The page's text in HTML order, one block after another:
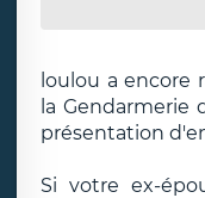
loulou a encore
la
présentation
Si votre ex-